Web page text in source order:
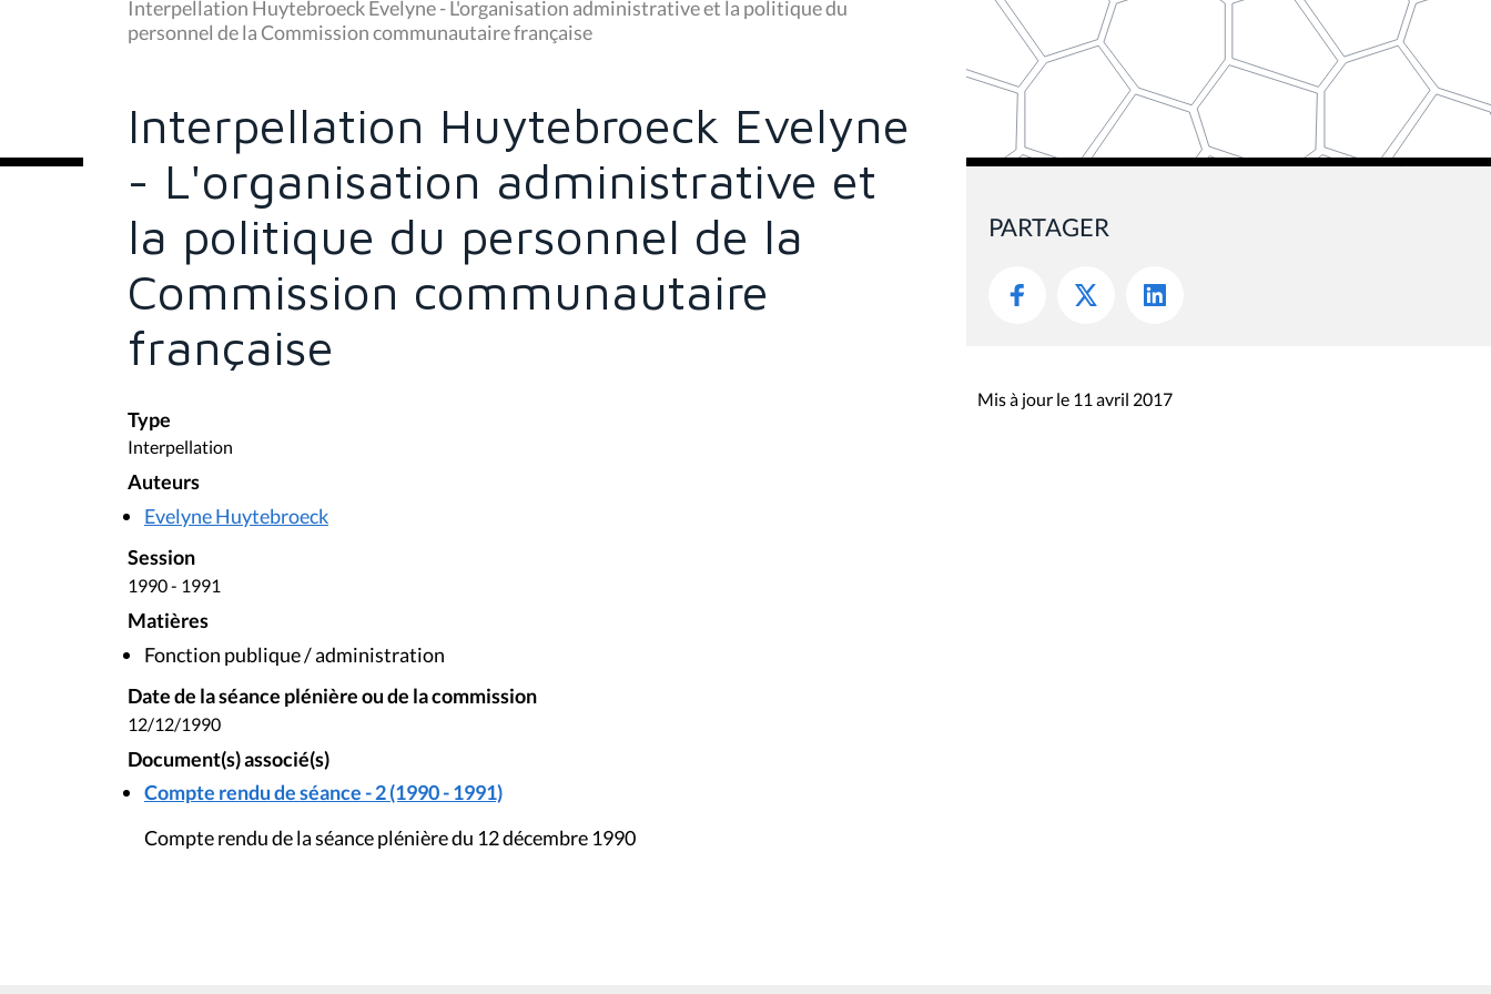
u
s
ê
:
Interpellation Huytebroeck Evelyne - L'organisation administrative et la politique du
personnel de la Commission communautaire française
Interpellation Huytebroeck Evelyne
- L'organisation administrative et
la politique du personnel de la
Commission communautaire
française
Type
Interpellation
Auteurs
Evelyne Huytebroeck
Session
1990 - 1991
Matières
Fonction publique / administration
Date de la séance plénière ou de la commission
12/12/1990
Document(s) associé(s)
Compte rendu de séance - 2 (1990 - 1991)
Compte rendu de la séance plénière du 12 décembre 1990
PARTAGER
Mis à jour le 11 avril 2017